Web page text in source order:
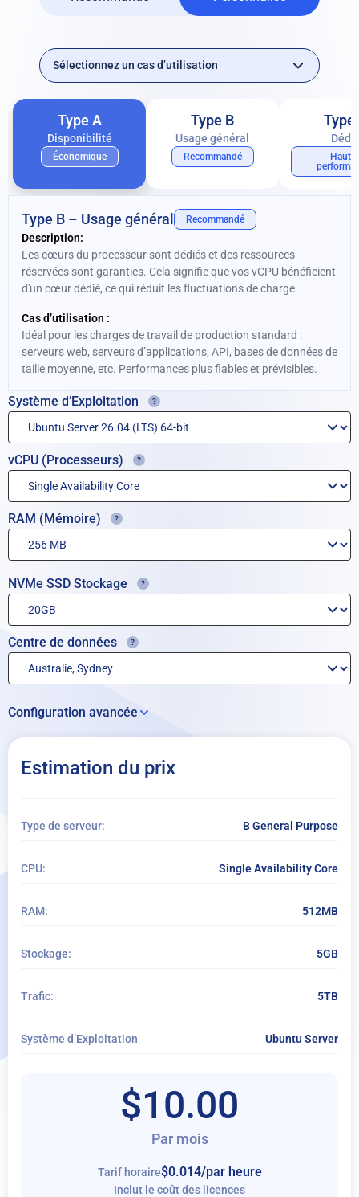
Type A
Disponibilité
Économique
Type B
Usage général
Recommandé
Type
Type B – Usage général Recommandé
Description:
Les cœurs du processeur sont dédiés et des ressources
réservées sont garanties. Cela signifie que vos vCPU bénéficient
d'un cœur dédié, ce qui réduit les fluctuations de charge.
Cas d’utilisation :
Idéal pour les charges de travail de production standard :
serveurs web, serveurs d’applications, API, bases de données de
taille moyenne, etc. Performances plus fiables et prévisibles.
Système d’Exploitation
vCPU (Processeurs)
RAM (Mémoire)
NVMe SSD Stockage
Centre de données
Configuration avancée
Stockage sur disque supplémentaire:
+ Ajouter des modules complémentaires au système d’exploitation
Sauvegarde quotidienne étendue
Par heure
Estimation du prix
Type de serveur: B General Purpose
CPU: Single Availability Core
RAM: 512MB
Stockage: 5GB
Trafic: 5TB
Système d’Exploitation Ubuntu Server
$10.00
Par mois
Tarif horaire$0.014/par heure
Inclut le coût des licences